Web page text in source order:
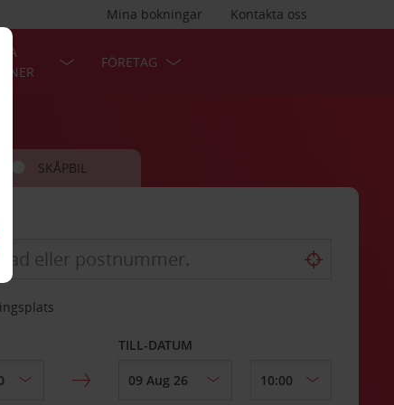
Kontakta oss
Mina bokningar
FÖRETAG
SKÅPBIL
TILL-DATUM